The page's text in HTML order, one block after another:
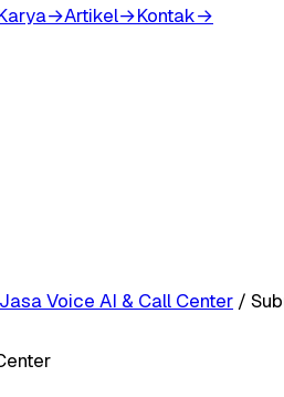
→Artikel→Kontak→
Jasa Voice AI & Call Center /